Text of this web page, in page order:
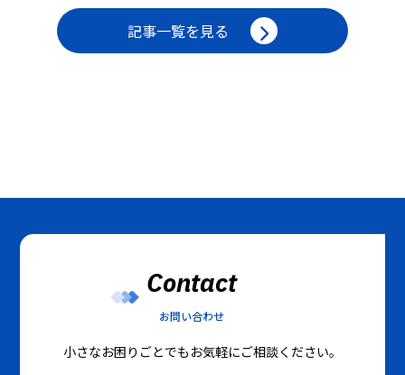
記事一覧を見る
Contact
お問い合わせ
小さなお困りごとでもお気軽にご相談ください。